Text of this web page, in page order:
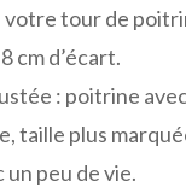
votre tour de
cm d’écart.
: poitrine
taille plus
un peu de vie.